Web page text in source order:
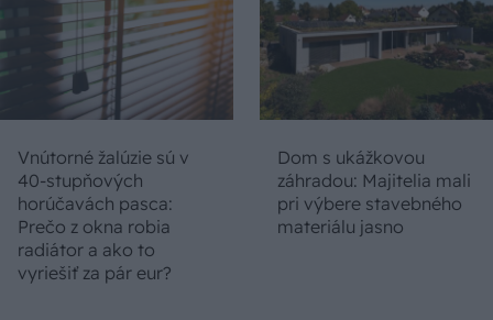
Vnútorné žalúzie sú v
40-stupňových
horúčavách pasca:
Prečo z okna robia
radiátor a ako to
vyriešiť za pár eur?
Dom s ukážkovou
záhradou: Majitelia mali
pri výbere stavebného
materiálu jasno